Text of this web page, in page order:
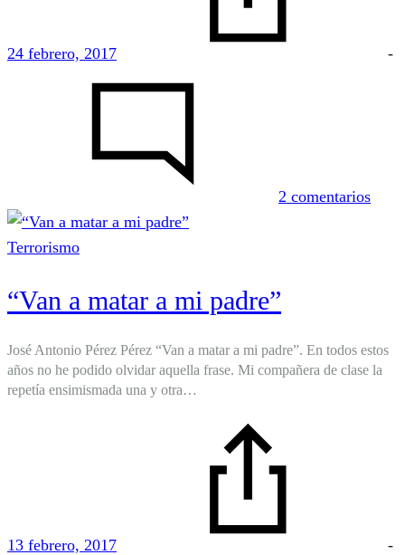
24 febrero, 2017 -
2 comentarios
Terrorismo
“Van a matar a mi padre”
José Antonio Pérez Pérez “Van a matar a mi padre”. En todos estos
años no he podido olvidar aquella frase. Mi compañera de clase la
repetía ensimismada una y otra…
13 febrero, 2017 -